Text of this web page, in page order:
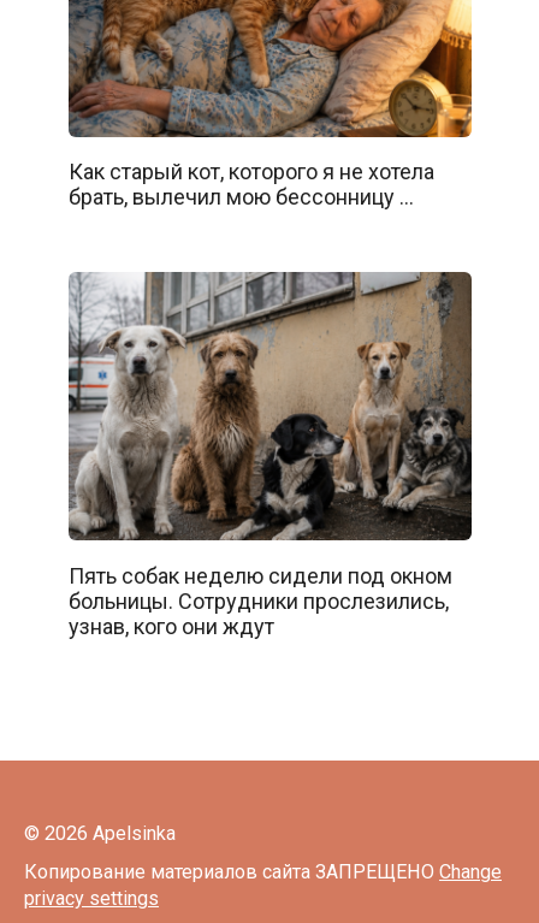
Как старый кот, которого я не хотела
брать, вылечил мою бессонницу …
Пять собак неделю сидели под окном
больницы. Сотрудники прослезились,
узнав, кого они ждут
© 2026 Apelsinka
Копирование материалов сайта ЗАПРЕЩЕНО Change
privacy settings